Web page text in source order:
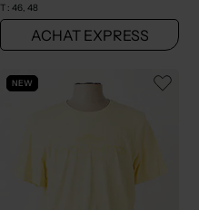
T : 46, 48
ACHAT EXPRESS
NEW